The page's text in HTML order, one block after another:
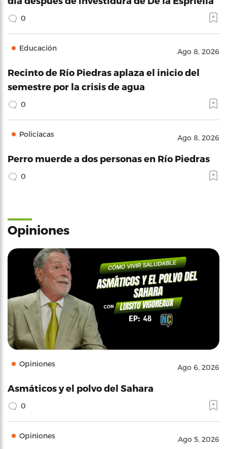
0
Educación Ago 8, 2026
Recinto de Río Piedras aplaza el inicio del
semestre por la crisis de agua
0
Policíacas Ago 8, 2026
Perro muerde a dos personas en Río Piedras
0
Opiniones
Opiniones Ago 6, 2026
Asmáticos y el polvo del Sahara
0
Opiniones Ago 5, 2026